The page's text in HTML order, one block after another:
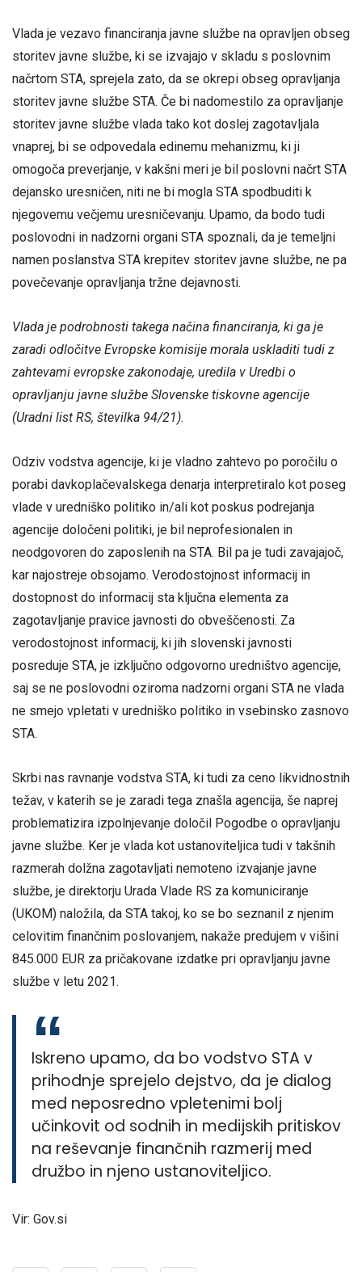
Vlada je vezavo financiranja javne službe na opravljen obseg
storitev javne službe, ki se izvajajo v skladu s poslovnim
načrtom STA, sprejela zato, da se okrepi obseg opravljanja
storitev javne službe STA. Če bi nadomestilo za opravljanje
storitev javne službe vlada tako kot doslej zagotavljala
vnaprej, bi se odpovedala edinemu mehanizmu, ki ji
omogoča preverjanje, v kakšni meri je bil poslovni načrt STA
dejansko uresničen, niti ne bi mogla STA spodbuditi k
njegovemu večjemu uresničevanju. Upamo, da bodo tudi
poslovodni in nadzorni organi STA spoznali, da je temeljni
namen poslanstva STA krepitev storitev javne službe, ne pa
povečevanje opravljanja tržne dejavnosti.
Vlada je podrobnosti takega načina financiranja, ki ga je
zaradi odločitve Evropske komisije morala uskladiti tudi z
zahtevami evropske zakonodaje, uredila v Uredbi o
opravljanju javne službe Slovenske tiskovne agencije
(Uradni list RS, številka 94/21).
Odziv vodstva agencije, ki je vladno zahtevo po poročilu o
porabi davkoplačevalskega denarja interpretiralo kot poseg
vlade v uredniško politiko in/ali kot poskus podrejanja
agencije določeni politiki, je bil neprofesionalen in
neodgovoren do zaposlenih na STA. Bil pa je tudi zavajajoč,
kar najostreje obsojamo. Verodostojnost informacij in
dostopnost do informacij sta ključna elementa za
zagotavljanje pravice javnosti do obveščenosti. Za
verodostojnost informacij, ki jih slovenski javnosti
posreduje STA, je izključno odgovorno uredništvo agencije,
saj se ne poslovodni oziroma nadzorni organi STA ne vlada
ne smejo vpletati v uredniško politiko in vsebinsko zasnovo
STA.
Skrbi nas ravnanje vodstva STA, ki tudi za ceno likvidnostnih
težav, v katerih se je zaradi tega znašla agencija, še naprej
problematizira izpolnjevanje določil Pogodbe o opravljanju
javne službe. Ker je vlada kot ustanoviteljica tudi v takšnih
razmerah dolžna zagotavljati nemoteno izvajanje javne
službe, je direktorju Urada Vlade RS za komuniciranje
(UKOM) naložila, da STA takoj, ko se bo seznanil z njenim
celovitim finančnim poslovanjem, nakaže predujem v višini
845.000 EUR za pričakovane izdatke pri opravljanju javne
službe v letu 2021.
Iskreno upamo, da bo vodstvo STA v
prihodnje sprejelo dejstvo, da je dialog
med neposredno vpletenimi bolj
učinkovit od sodnih in medijskih pritiskov
na reševanje finančnih razmerij med
družbo in njeno ustanoviteljico.
Vir: Gov.si